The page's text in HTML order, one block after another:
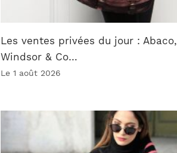
Les ventes privées du jour : Abaco,
Windsor & Co…
Le 1 août 2026